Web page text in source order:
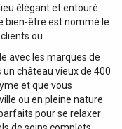
élégant et entouré
bien-être est nommé le
ou.
avec les marques de
château vieux de 400
et que vous
ou en pleine nature
pour se relaxer